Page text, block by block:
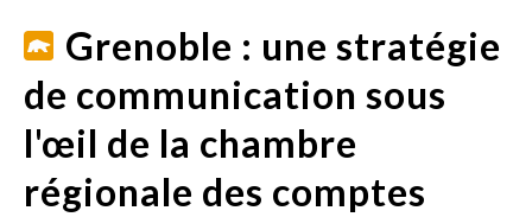
Grenoble : une stratégie
de communication sous
l'œil de la chambre
régionale des comptes